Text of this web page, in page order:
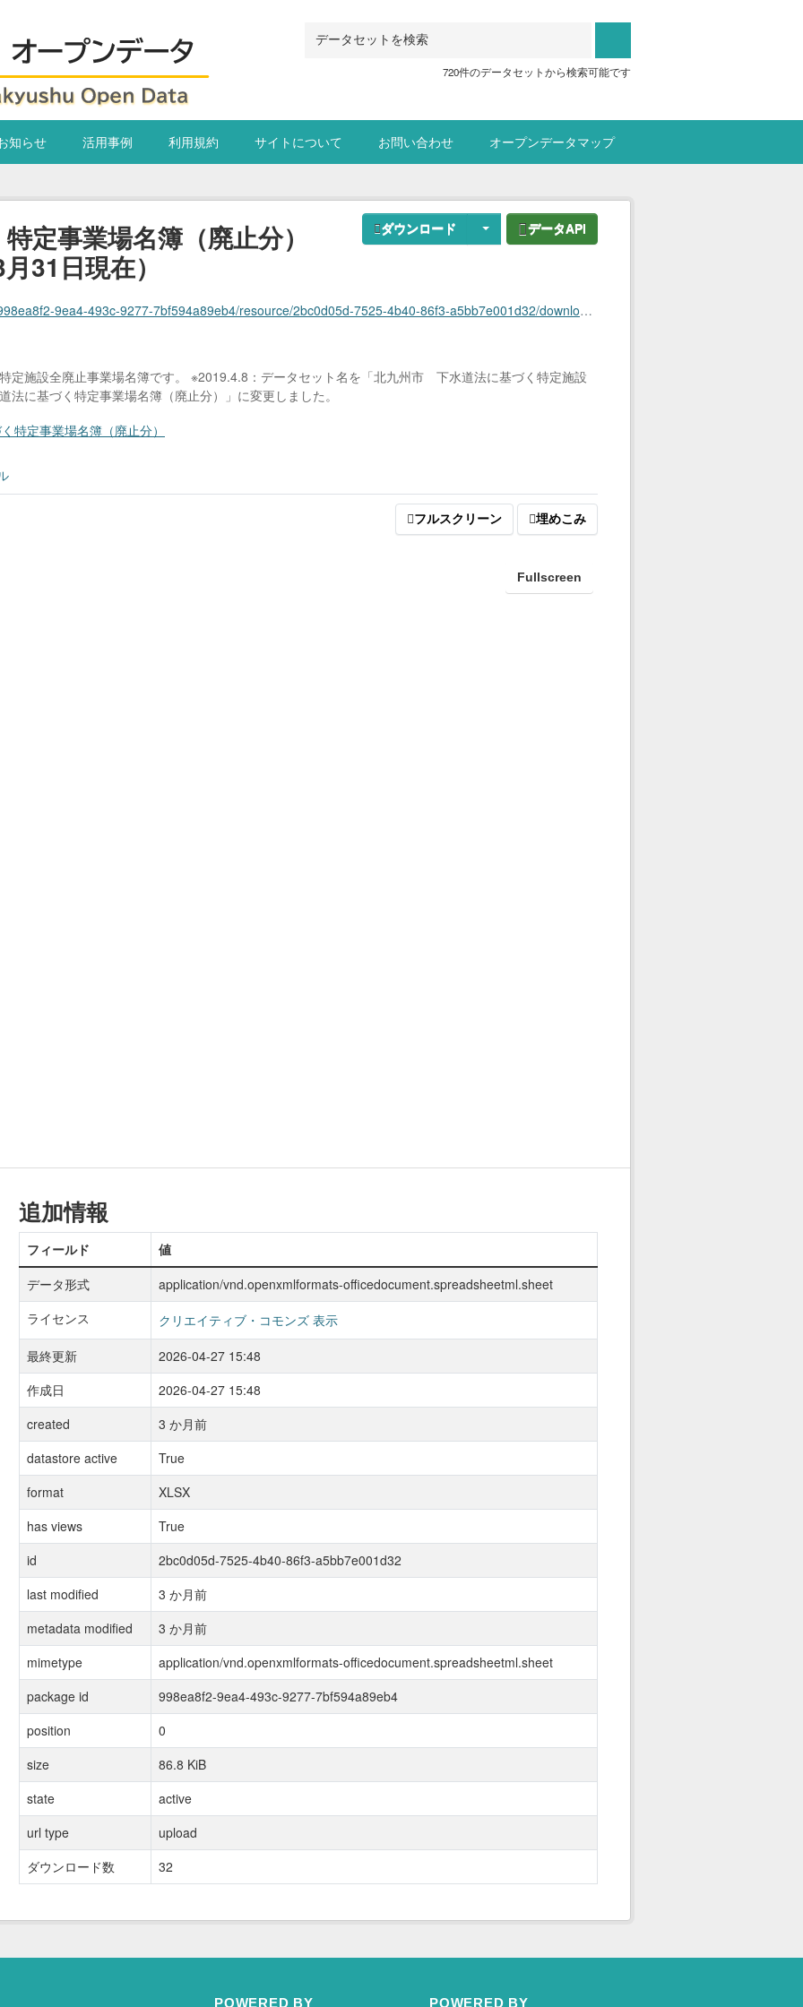
720件のデータセットから検索可能です
知らせ 活用事例 利用規約 サイトについて お問い合わせ オープンデータマップ
ダウンロード データAPI
定事業場名簿（廃止分）
31日現在）
9277-7bf594a89eb4/resource/2bc0d05d-7525-4b40-86f3-a5bb7e001d32/download/401005_gesuidohotokuteishisetsuzenhaishijigyojyomeibo_20260331.xlsx
定施設全廃止事業場名簿です。 ※2019.4.8：データセット名を「北九州市 下水道法に基づく特定施設
法に基づく特定事業場名簿（廃止分）」に変更しました。
定事業場名簿（廃止分）
フルスクリーン 埋めこみ
Fullscreen
追加情報
フィールド
値
データ形式
application/vnd.openxmlformats-officedocument.spreadsheetml.sheet
ライセンス
クリエイティブ・コモンズ 表示
最終更新
2026-04-27 15:48
作成日
2026-04-27 15:48
created
3 か月前
datastore active
True
format
XLSX
has views
True
id
2bc0d05d-7525-4b40-86f3-a5bb7e001d32
last modified
3 か月前
metadata modified
3 か月前
mimetype
application/vnd.openxmlformats-officedocument.spreadsheetml.sheet
package id
998ea8f2-9ea4-493c-9277-7bf594a89eb4
position
0
size
86.8 KiB
state
active
url type
upload
ダウンロード数
32
POWERED BY POWERED BY